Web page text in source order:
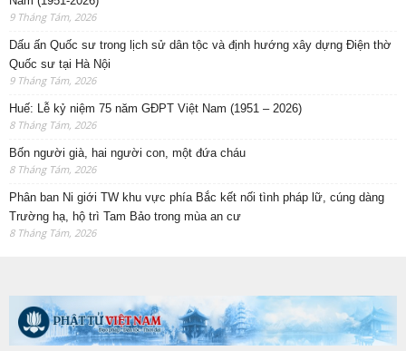
9 Tháng Tám, 2026
Dấu ấn Quốc sư trong lịch sử dân tộc và định hướng xây dựng Điện thờ
Quốc sư tại Hà Nội
9 Tháng Tám, 2026
Huế: Lễ kỷ niệm 75 năm GĐPT Việt Nam (1951 – 2026)
8 Tháng Tám, 2026
Bốn người già, hai người con, một đứa cháu
8 Tháng Tám, 2026
Phân ban Ni giới TW khu vực phía Bắc kết nối tình pháp lữ, cúng dàng
Trường hạ, hộ trì Tam Bảo trong mùa an cư
8 Tháng Tám, 2026